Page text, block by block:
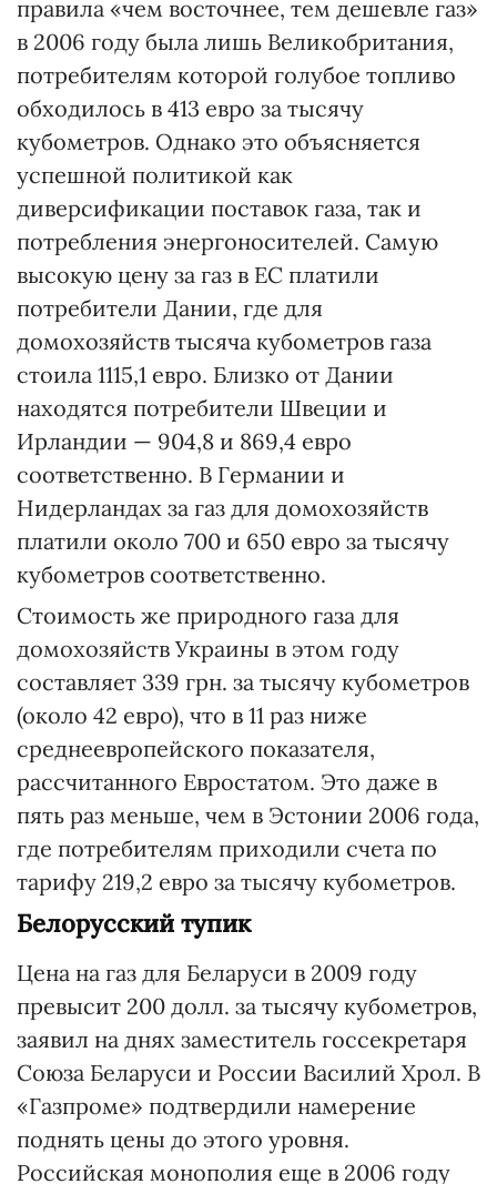
правила «чем восточнее, тем дешевле газ»
в 2006 году была лишь Великобритания,
потребителям которой голубое топливо
обходилось в 413 евро за тысячу
кубометров. Однако это объясняется
успешной политикой как
диверсификации поставок газа, так и
потребления энергоносителей. Самую
высокую цену за газ в ЕС платили
потребители Дании, где для
домохозяйств тысяча кубометров газа
стоила 1115,1 евро. Близко от Да­нии
находятся потребители Швеции и
Ирландии — 904,8 и 869,4 евро
соответственно. В Германии и
Нидерландах за газ для домохозяйств
платили около 700 и 650 евро за тысячу
кубометров соответственно.
Стоимость же природного газа для
домохозяйств Украины в этом году
составляет 339 грн. за тысячу кубометров
(около 42 евро), что в 11 раз ниже
среднеевропейского показателя,
рассчитанного Евростатом. Это даже в
пять раз меньше, чем в Эстонии 2006 года,
где потребителям приходили счета по
тарифу 219,2 евро за тысячу кубометров.
Белорусский тупик
Цена на газ для Беларуси в 2009 году
превысит 200 долл. за тысячу кубометров,
заявил на днях заместитель госсекретаря
Союза Беларуси и России Василий Хрол. В
«Газпроме» подтвердили намерение
поднять цены до этого уровня.
Российская монополия еще в 2006 году